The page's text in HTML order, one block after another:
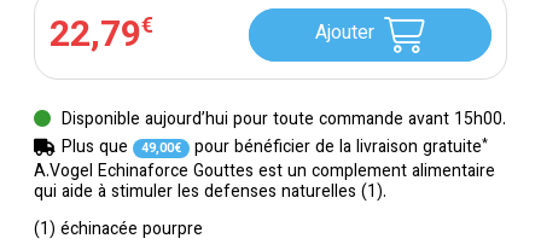
A.Vogel Echinaforce Gouttes est un complement alimentaire
qui aide à stimuler les defenses naturelles (1).
(1) échinacée pourpre
22,79€ Ajouter
Disponible aujourd’hui pour toute commande avant 15h00.
Plus que
49,00€ pour bénéficier de la livraison gratuite*